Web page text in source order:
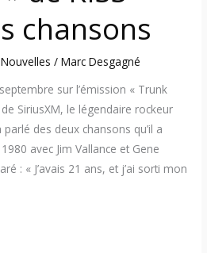
chansons
Nouvelles /Marc Desgagné
sur l’émission « Trunk
SiriusXM, le légendaire rockeur
parlé des deux chansons qu’il a
avec Jim Vallance et Gene
: « J’avais 21 ans, et j’ai sorti mon